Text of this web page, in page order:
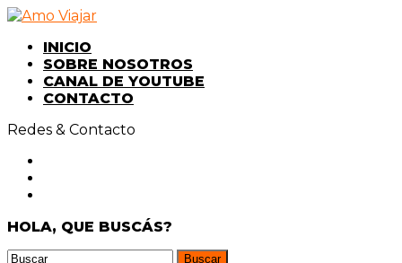
INICIO
SOBRE NOSOTROS
CANAL DE YOUTUBE
CONTACTO
Redes & Contacto
HOLA, QUE BUSCÁS?